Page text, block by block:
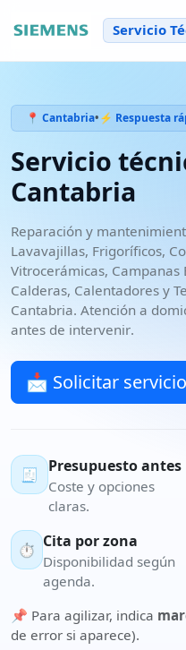
Servicio
📍 Cantabria•⚡ Respuesta
Servicio
Cantabria
Reparación y
Lavavajillas, Frigoríficos,
Vitrocerámicas, Campanas
Calderas, Calentadores y
Cantabria. Atención a
antes de intervenir.
📩 Solicitar servicio
🧾 Presupuesto antes
Coste y opciones
claras.
⏱️ Cita por zona
Disponibilidad según
agenda.
📌 Para agilizar, indica
de error si aparece).